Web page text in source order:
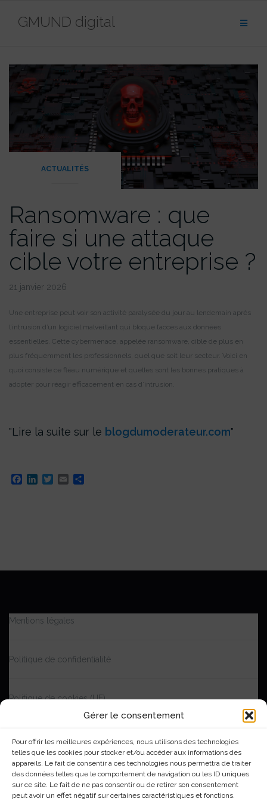
Gérer le consentement
Pour offrir les meilleures expériences, nous utilisons des technologies
telles que les cookies pour stocker et/ou accéder aux informations des
appareils. Le fait de consentir à ces technologies nous permettra de traiter
des données telles que le comportement de navigation ou les ID uniques
sur ce site. Le fait de ne pas consentir ou de retirer son consentement
peut avoir un effet négatif sur certaines caractéristiques et fonctions.
GMUND digital
ACTUALITÉS
Ransomware : que
faire si une attaque
cible votre entreprise ?
21 janvier 2026
Une entreprise peut voir son activité paralysée du jour au lendemain après
l’intrusion d’un logiciel malveillant qui bloque l’accès aux données
essentielles. Cette cybermenace, appelée ransomware, cible de plus en
plus fréquemment les professionnels, quel que soit leur secteur. Voici en
quoi consiste ce fléau numérique et quelles sont les bonnes pratiques à
adopter pour réagir efficacement en cas d’intrusion.
Lire la suite sur le blogdumoderateur.com
Facebook
LinkedInTwitterEmail
Mentions légales
Politique de confidentialité
Politique de cookies (UE)
Accessibilité | Partiellement conforme
Me contacter